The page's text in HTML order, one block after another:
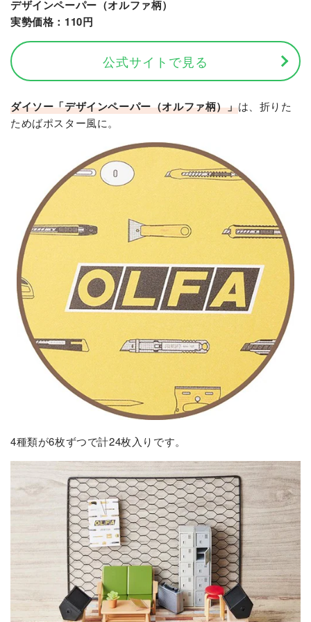
デザインペーパー（オルファ柄）
実勢価格：110円
公式サイトで見る
ダイソー「デザインペーパー（オルファ柄）」は、折りた
ためばポスター風に。
4種類が6枚ずつで計24枚入りです。